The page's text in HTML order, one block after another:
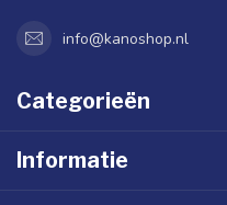
info@kanoshop.nl
Categorieën
Informatie